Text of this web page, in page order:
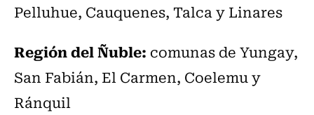
Pelluhue, Cauquenes, Talca y Linares
Región del Ñuble: comunas de Yungay,
San Fabián, El Carmen, Coelemu y
Ránquil